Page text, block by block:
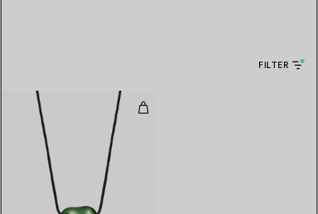
FILTER
Bean design Anhänger aus